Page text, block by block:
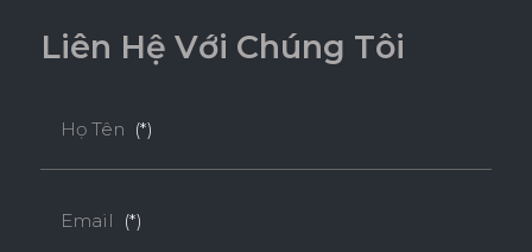
Liên Hệ Với Chúng Tôi
Họ Tên (*)
Email (*)